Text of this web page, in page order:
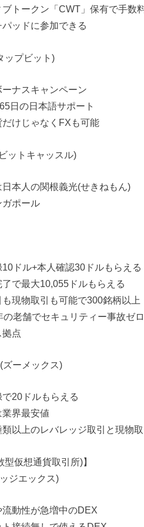
ブトークン「CWT」保有で手数
パッドに参加できる
ップビット)
ーナスキャンペーン
日の日本語サポート
けじゃなくFXも可能
ットキャッスル)
本人の関根義光(せきねもん)
ポール
10ドル+本人確認30ドルもらえる
了で最大10,055ドルもらえる
も現物取引も可能で300銘柄以上
の老舗でセキュリティー事故ゼロ
拠点
ズーメックス)
20ドルもらえる
界最安値
類以上のレバレッジ取引と現物
型仮想通貨取引所)】
ジエックス)
流動性が急増中のDEX